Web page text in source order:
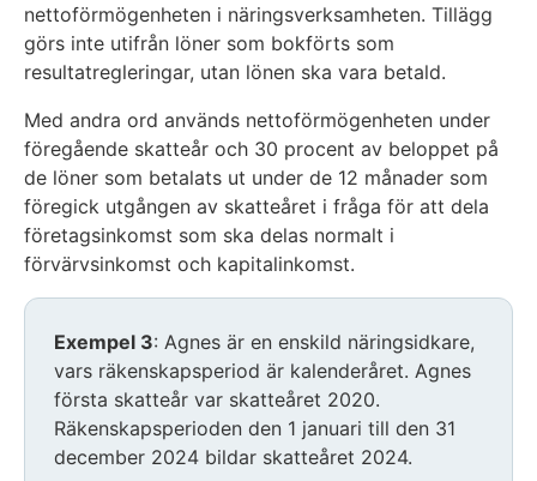
nettoförmögenheten i näringsverksamheten. Tillägg
görs inte utifrån löner som bokförts som
resultatregleringar, utan lönen ska vara betald.
Med andra ord används nettoförmögenheten under
föregående skatteår och 30 procent av beloppet på
de löner som betalats ut under de 12 månader som
föregick utgången av skatteåret i fråga för att dela
företagsinkomst som ska delas normalt i
förvärvsinkomst och kapitalinkomst.
Exempel 3: Agnes är en enskild näringsidkare,
vars räkenskapsperiod är kalenderåret. Agnes
första skatteår var skatteåret 2020.
Räkenskapsperioden den 1 januari till den 31
december 2024 bildar skatteåret 2024.